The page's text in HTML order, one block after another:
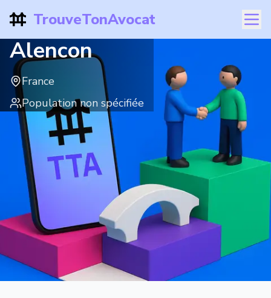
TrouveTonAvocat
Alencon
France
Population non spécifiée